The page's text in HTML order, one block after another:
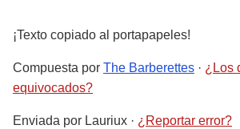
¡Texto copiado al portapapeles!
Compuesta por The Barberettes · ¿Los
equivocados?
Enviada por Lauriux · ¿Reportar error?